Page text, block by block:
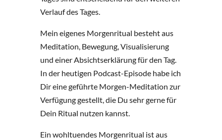
Verlauf des Tages.
Mein eigenes Morgenritual besteht aus
Meditation, Bewegung, Visualisierung
und einer Absichtserklärung für den Tag.
In der heutigen Podcast-Episode habe ich
Dir eine geführte Morgen-Meditation zur
Verfügung gestellt, die Du sehr gerne für
Dein Ritual nutzen kannst.
Ein wohltuendes Morgenritual ist aus